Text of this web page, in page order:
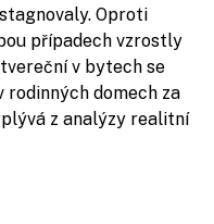
Oproti
případech vzrostly
v bytech se
rodinných domech za
z analýzy realitní